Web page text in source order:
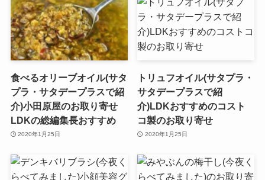
食べるオリーブオイル(サタ
プラ・サタデープラスで紹
介)小田原屋のお取り寄せ
LDKの総編集長おすすめ
2020年1月25日
トリュフオイル(サタプラ・
サタデープラスで紹
介)LDKおすすめのコスト
コ製のお取り寄せ
2020年1月25日